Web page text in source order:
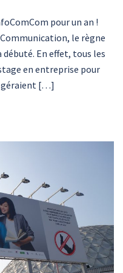
pour un an !
le règne
En effet, tous les
en entreprise pour
géraient […]